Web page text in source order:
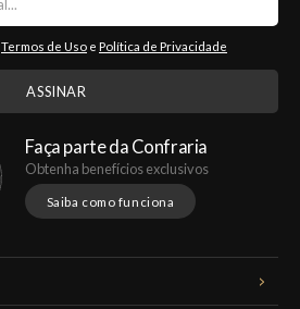
Termos de Uso e Política de Privacidade
Faça parte da Confraria
Obtenha benefícios exclusivos
Saiba como funciona